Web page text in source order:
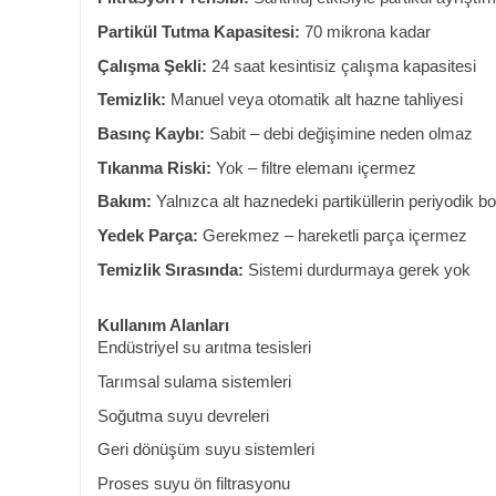
Partikül Tutma Kapasitesi: 70 mikrona kadar
Çalışma Şekli: 24 saat kesintisiz çalışma kapasitesi
Temizlik: Manuel veya otomatik alt hazne tahliyesi
Basınç Kaybı: Sabit – debi değişimine neden olmaz
Tıkanma Riski: Yok – filtre elemanı içermez
Bakım: Yalnızca alt haznedeki partiküllerin periyodik
Yedek Parça: Gerekmez – hareketli parça içermez
Temizlik Sırasında: Sistemi durdurmaya gerek yok
Kullanım Alanları
Endüstriyel su arıtma tesisleri
Tarımsal sulama sistemleri
Soğutma suyu devreleri
Geri dönüşüm suyu sistemleri
Proses suyu ön filtrasyonu